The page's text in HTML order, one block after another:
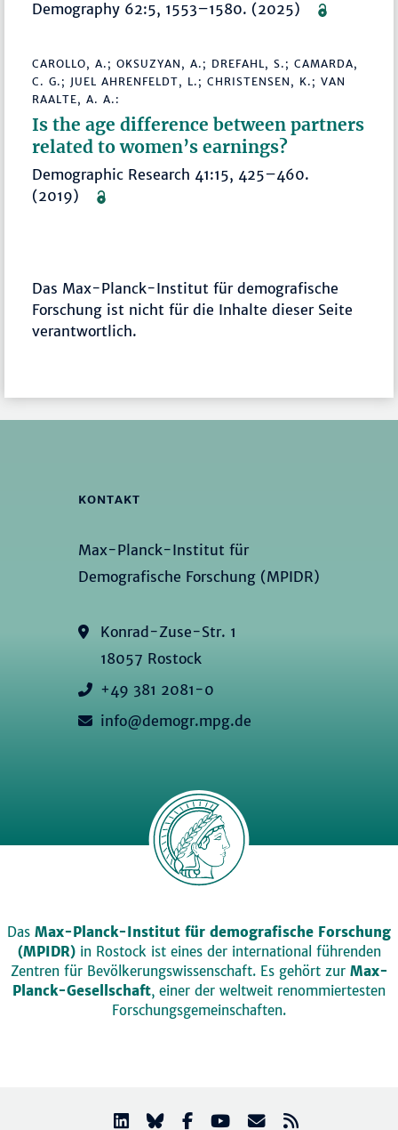
Demography 62:5, 1553–1580. (2025)
CAROLLO, A.; OKSUZYAN, A.; DREFAHL, S.; CAMARDA,
C. G.; JUEL AHRENFELDT, L.; CHRISTENSEN, K.; VAN
RAALTE, A. A.:
Is the age difference between partners
related to women’s earnings?
Demographic Research 41:15, 425–460.
(2019)
Das Max-Planck-Institut für demografische
Forschung ist nicht für die Inhalte dieser Seite
verantwortlich.
KONTAKT
Max-Planck-Institut für
Demografische Forschung (MPIDR)
Konrad-Zuse-Str. 1
18057 Rostock
+49 381 2081-0
info@demogr.mpg.de
Das Max-Planck-Institut für demografische Forschung
(MPIDR)in Rostock ist eines der international führenden
Zentren für Bevölkerungswissenschaft. Es gehört zur Max-
Planck-Gesellschaft, einer der weltweit renommiertesten
Forschungsgemeinschaften.